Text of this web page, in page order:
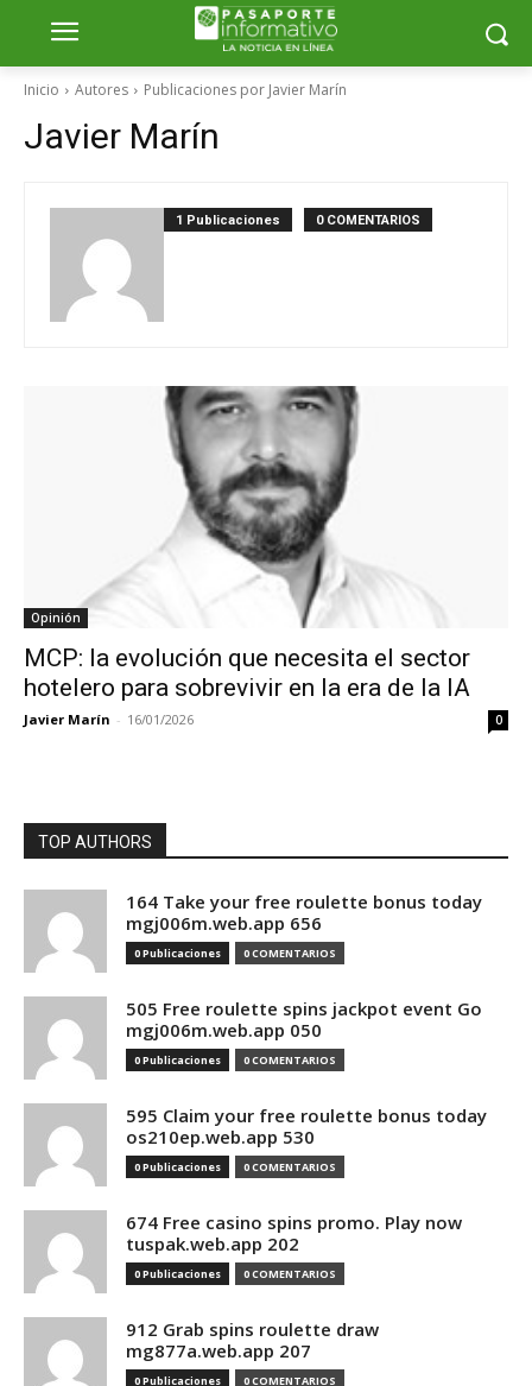
Inicio Autores Publicaciones por Javier Marín
Javier Marín
1 Publicaciones 0 COMENTARIOS
Opinión
MCP: la evolución que necesita el sector
hotelero para sobrevivir en la era de la IA
Javier Marín - 16/01/2026 0
TOP AUTHORS
164 Take your free roulette bonus today
mgj006m.web.app 656
0 Publicaciones 0 COMENTARIOS
505 Free roulette spins jackpot event Go
mgj006m.web.app 050
0 Publicaciones 0 COMENTARIOS
595 Claim your free roulette bonus today
os210ep.web.app 530
0 Publicaciones 0 COMENTARIOS
674 Free casino spins promo. Play now
tuspak.web.app 202
0 Publicaciones 0 COMENTARIOS
912 Grab spins roulette draw
mg877a.web.app 207
0 Publicaciones 0 COMENTARIOS